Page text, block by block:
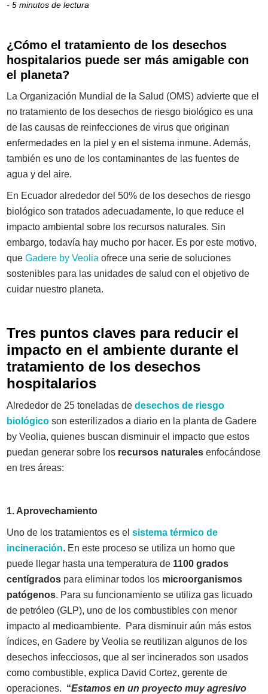
- 5 minutos de lectura
¿Cómo el tratamiento de los desechos
hospitalarios puede ser más amigable con
el planeta?
La Organización Mundial de la Salud (OMS) advierte que el
no tratamiento de los desechosde riesgo biológico es una
de las causas de reinfecciones de virus que originan
enfermedades en la piel y en el sistema inmune. Además,
también es uno de los contaminantes de las fuentes de
agua y del aire.
En Ecuador alrededor del 50% de los desechosde riesgo
biológico son tratados adecuadamente, lo que reduce el
impacto ambiental sobre los recursos naturales. Sin
embargo, todavía hay mucho por hacer. Es por este motivo,
queGadere by Veolia ofrece una serie de soluciones
sostenibles para las unidades de salud con el objetivo de
cuidar nuestro planeta.
Tres puntos claves para reducir el
impacto en el ambiente durante el
tratamiento de los desechos
hospitalarios
Alrededor de 25 toneladas dedesechos de riesgo
biológico son esterilizados a diario en la planta de Gadere
by Veolia, quienes buscan disminuir el impacto que estos
puedan generar sobre los recursos naturales enfocándose
en tres áreas:
1. Aprovechamiento
Uno de los tratamientos es elsistema térmico de
incineración. En este proceso se utiliza un horno que
puede llegar hasta una temperatura de 1100 grados
centígrados para eliminar todos los microorganismos
patógenos. Para su funcionamiento se utiliza gas licuado
de petróleo (GLP), uno de los combustibles con menor
impacto al medioambiente. Para disminuir aún más estos
índices, en Gadere by Veolia se reutilizan algunos de los
desechos infecciosos, que al ser incinerados son usados
como combustible, explica David Cortez, gerente de
operaciones. “Estamos en un proyecto muy agresivo